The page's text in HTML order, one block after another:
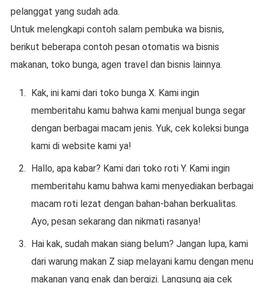
pelanggat yang sudah ada.
Untuk melengkapi contoh salam pembuka wa bisnis,
berikut beberapa contoh pesan otomatis wa bisnis
makanan, toko bunga, agen travel dan bisnis lainnya.
Kak, ini kami dari toko bunga X. Kami ingin
memberitahu kamu bahwa kami menjual bunga segar
dengan berbagai macam jenis. Yuk, cek koleksi bunga
kami di website kami ya!
Hallo, apa kabar? Kami dari toko roti Y. Kami ingin
memberitahu kamu bahwa kami menyediakan berbagai
macam roti lezat dengan bahan-bahan berkualitas.
Ayo, pesan sekarang dan nikmati rasanya!
Hai kak, sudah makan siang belum? Jangan lupa, kami
dari warung makan Z siap melayani kamu dengan menu
makanan yang enak dan bergizi. Langsung aja cek